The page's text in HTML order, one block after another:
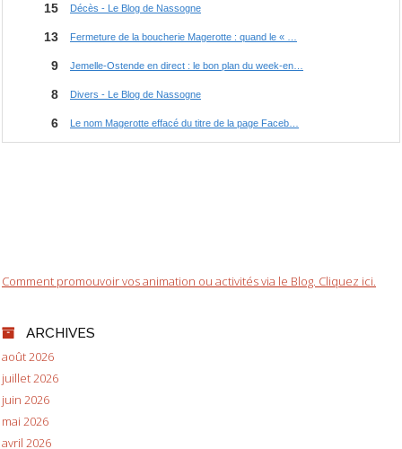
Comment promouvoir vos animation ou activités via le Blog. Cliquez ici.
ARCHIVES
août 2026
juillet 2026
juin 2026
mai 2026
avril 2026